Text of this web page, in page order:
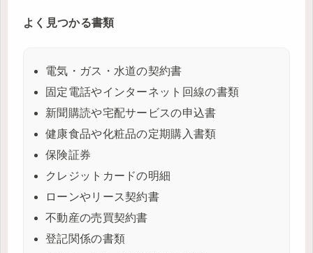
よく見つかる書類
電気・ガス・水道の契約書
固定電話やインターネット回線の書類
新聞購読や宅配サービスの申込書
健康食品や化粧品の定期購入書類
保険証券
クレジットカードの明細
ローンやリース契約書
不動産の売買契約書
登記関係の書類